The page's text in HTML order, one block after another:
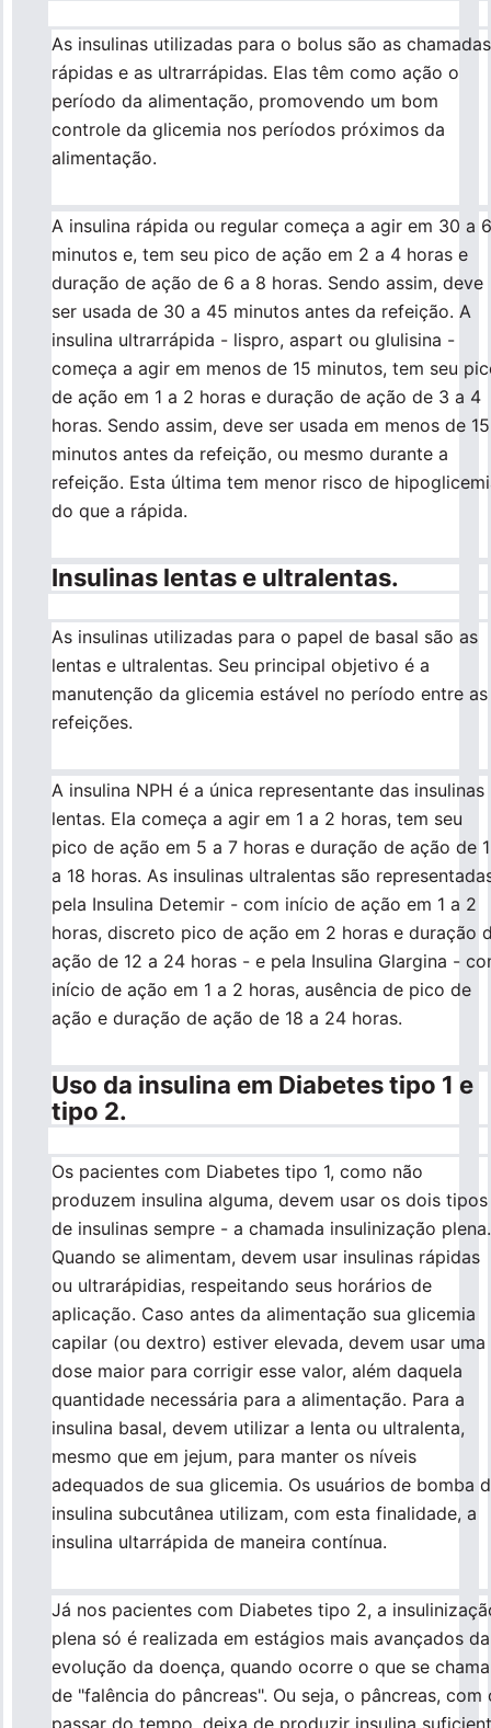
As insulinas utilizadas para o bolus são as chamadas
rápidas e as ultrarrápidas. Elas têm como ação o
período da alimentação, promovendo um bom
controle da glicemia nos períodos próximos da
alimentação.
A insulina rápida ou regular começa a agir em 30 a
minutos e, tem seu pico de ação em 2 a 4 horas e
duração de ação de 6 a 8 horas. Sendo assim, deve
ser usada de 30 a 45 minutos antes da refeição. A
insulina ultrarrápida - lispro, aspart ou glulisina -
começa a agir em menos de 15 minutos, tem seu
de ação em 1 a 2 horas e duração de ação de 3 a 4
horas. Sendo assim, deve ser usada em menos de 15
minutos antes da refeição, ou mesmo durante a
refeição. Esta última tem menor risco de
do que a rápida.
Insulinas lentas e ultralentas.
As insulinas utilizadas para o papel de basal são as
lentas e ultralentas. Seu principal objetivo é a
manutenção da glicemia estável no período entre as
refeições.
A insulina NPH é a única representante das insulinas
lentas. Ela começa a agir em 1 a 2 horas, tem seu
pico de ação em 5 a 7 horas e duração de ação de
a 18 horas. As insulinas ultralentas são
pela Insulina Detemir - com início de ação em 1 a 2
horas, discreto pico de ação em 2 horas e duração
ação de 12 a 24 horas - e pela Insulina Glargina -
início de ação em 1 a 2 horas, ausência de pico de
ação e duração de ação de 18 a 24 horas.
Uso da insulina em Diabetes tipo 1 e
tipo 2.
Os pacientes com Diabetes tipo 1, como não
produzem insulina alguma, devem usar os dois tipos
de insulinas sempre - a chamada insulinização plena.
Quando se alimentam, devem usar insulinas rápidas
ou ultrarápidias, respeitando seus horários de
aplicação. Caso antes da alimentação sua glicemia
capilar (ou dextro) estiver elevada, devem usar uma
dose maior para corrigir esse valor, além daquela
quantidade necessária para a alimentação. Para a
insulina basal, devem utilizar a lenta ou ultralenta,
mesmo que em jejum, para manter os níveis
adequados de sua glicemia. Os usuários de bomba
insulina subcutânea utilizam, com esta finalidade, a
insulina ultarrápida de maneira contínua.
Já nos pacientes com Diabetes tipo 2, a
plena só é realizada em estágios mais avançados da
evolução da doença, quando ocorre o que se chama
de "falência do pâncreas". Ou seja, o pâncreas, com
passar do tempo, deixa de produzir insulina